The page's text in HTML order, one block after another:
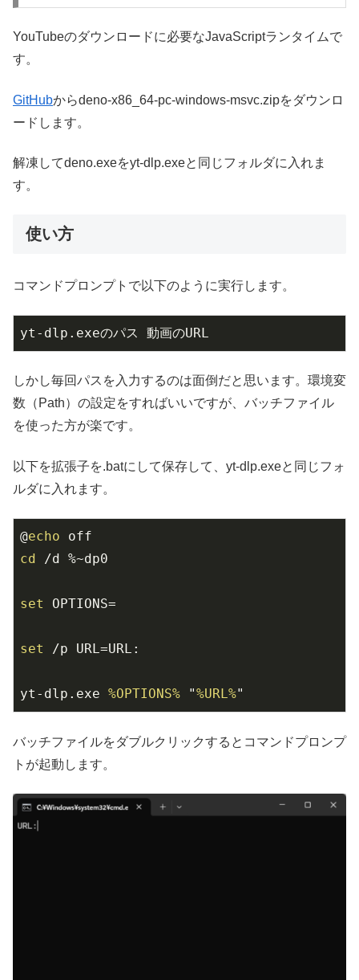
YouTubeのダウンロードに必要なJavaScriptランタイムで
す。
GitHubからdeno-x86_64-pc-windows-msvc.zipをダウンロ
ードします。
解凍してdeno.exeをyt-dlp.exeと同じフォルダに入れま
す。
使い方
コマンドプロンプトで以下のように実行します。
yt-dlp.exeのパス 動画のURL
しかし毎回パスを入力するのは面倒だと思います。環境変
数（Path）の設定をすればいいですが、バッチファイル
を使った方が楽です。
以下を拡張子を.batにして保存して、yt-dlp.exeと同じフォ
ルダに入れます。
@echo
cd
/d %~dp0
set OPTIONS=
set /p URL=URL:
yt-dlp.exe %OPTIONS% "%URL%"
バッチファイルをダブルクリックするとコマンドプロンプ
トが起動します。